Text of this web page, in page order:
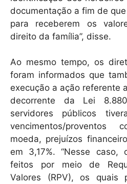
documentação a fim de
para receberem os
direito da família”, disse.
Ao mesmo tempo, os
foram informados que
execução a ação referente
decorrente da Lei
servidores públicos
vencimentos/
moeda, prejuízos
em 3,17%. “Nesse caso,
feitos por meio de
Valores (RPV), os quais